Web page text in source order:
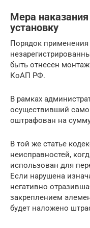
Мера
установку
Порядок применения
быть отнесен монтаж
КоАП РФ.
В рамках
осуществивший
оштрафован на
В той же статье
неисправностей,
использован для
Если нарушена
негативно
закреплением
будет наложено